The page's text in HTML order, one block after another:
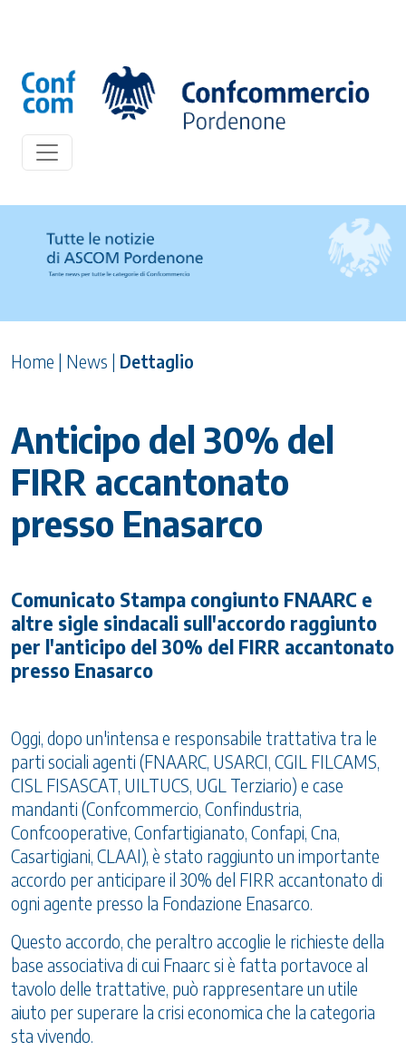
Home | News | Dettaglio
Anticipo del 30% del
FIRR accantonato
presso Enasarco
Comunicato Stampa congiunto FNAARC e
altre sigle sindacali sull'accordo raggiunto
per l'anticipo del 30% del FIRR accantonato
presso Enasarco
Oggi, dopo un'intensa e responsabile trattativa tra le
parti sociali agenti (FNAARC, USARCI, CGIL FILCAMS,
CISL FISASCAT, UILTUCS, UGL Terziario) e case
mandanti (Confcommercio, Confindustria,
Confcooperative, Confartigianato, Confapi, Cna,
Casartigiani, CLAAI), è stato raggiunto un importante
accordo per anticipare il 30% del FIRR accantonato di
ogni agente presso la Fondazione Enasarco.
Questo accordo, che peraltro accoglie le richieste della
base associativa di cui Fnaarc si è fatta portavoce al
tavolo delle trattative, può rappresentare un utile
aiuto per superare la crisi economica che la categoria
sta vivendo.